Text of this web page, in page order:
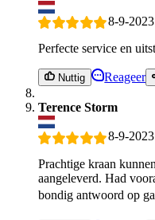
8-9-2023
Perfecte service en
Nuttig Reageer
Terence Storm
8-9-2023
Prachtige kraan
aangeleverd. Had
bondig antwoord op